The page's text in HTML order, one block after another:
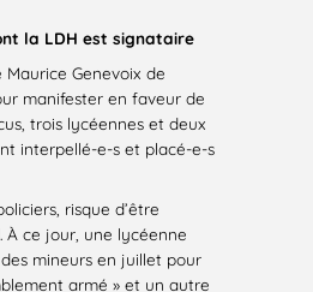
la LDH est signataire
Maurice Genevoix de
manifester en faveur de
trois lycéennes et deux
interpellé-e-s et placé-e-s
risque d’être
À ce jour, une lycéenne
mineurs en juillet pour
armé » et un autre